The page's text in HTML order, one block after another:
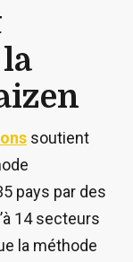
soutient
pays par des
14 secteurs
la méthode